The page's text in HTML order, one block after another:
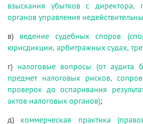
взыскания убытков с директора,
органов управления
в) ведение судебных споров
юрисдикции, арбитражных судах,
г) налоговые вопросы (от аудита
предмет налоговых рисков,
проверок до оспаривания
актов налоговых органов);
д) коммерческая практика